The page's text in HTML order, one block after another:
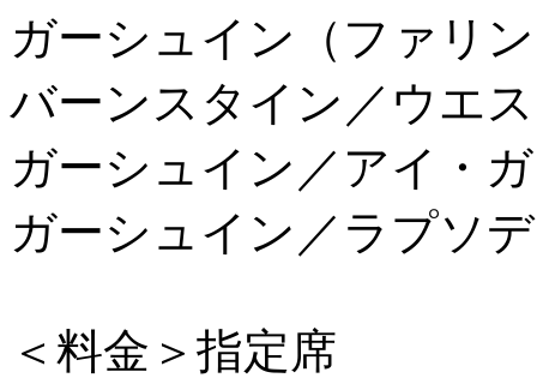
ガーシュイン（ファリ
バーンスタイン／ウエ
ガーシュイン／アイ・
ガーシュイン／ラプソ
＜料金＞指定席